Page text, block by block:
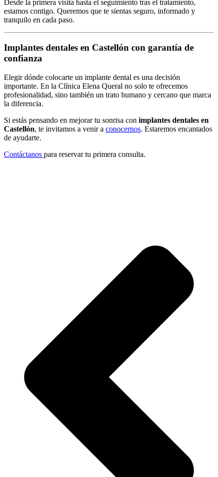
Desde la primera visita hasta el seguimiento tras el tratamiento,
estamos contigo. Queremos que te sientas seguro, informado y
tranquilo en cada paso.
Implantes dentales en Castellón con garantía de
confianza
Elegir dónde colocarte un implante dental es una decisión
importante. En la Clínica Elena Queral no solo te ofrecemos
profesionalidad, sino también un trato humano y cercano que marca
la diferencia.
Si estás pensando en mejorar tu sonrisa con implantes dentales en
Castellón, te invitamos a venir a conocernos. Estaremos encantados
de ayudarte.
Contáctanos para reservar tu primera consulta.